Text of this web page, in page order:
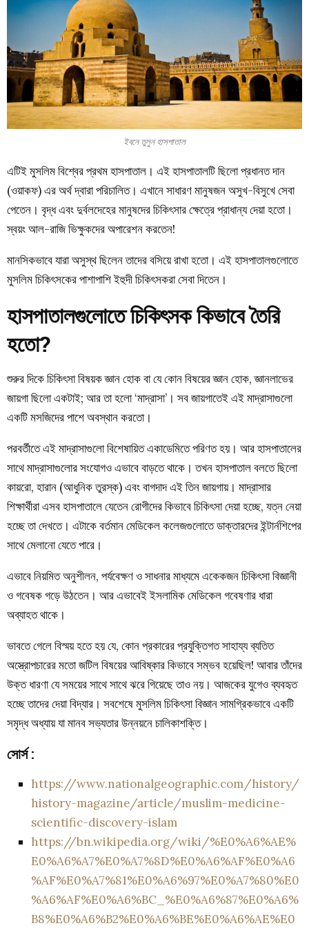
ইবনে তুলুন হাসপাতাল
এটিইমুসলিমবিশ্বেরপ্রথমহাসপাতাল । এইহাসপাতালটিছিলোপ্রধানতদান
(ওয়াকফ)এরঅর্থদ্বারাপরিচালিত। এখানেসাধারণমানুষজনঅসুখ-বিসুখেসেবা
পেতেন । বৃদ্ধএবংদুর্বলদেহেরমানুষদেরচিকিৎসারক্ষেত্রেপ্রাধান্যদেয়াহতো।
স্বয়ংআল-রাজিভিক্ষুকদেরঅপারেশনকরতেন!
মানসিকভাবেযারাঅসুস্থছিলেনতাদেরবসিয়েরাখাহতো। এইহাসপাতালগুলোতে
মুসলিমচিকিৎসকেরপাশাপাশিইহুদীচিকিৎসকরাসেবাদিতেন ।
হাসপাতালগুলোতে চিকিৎসক কিভাবে তৈরি
হতো?
শুরুরদিকেচিকিৎসাবিষয়কজ্ঞানহোকবাযেকোনবিষয়েরজ্ঞানহোক,জ্ঞানলাভের
জায়গাছিলোএকটাই; আরতাহলো‘মাদ্রাসা’ । সবজায়গাতেইএইমাদ্রাসাগুলো
একটিমসজিদেরপাশেঅবস্থানকরতো।
পরবর্তীতেএইমাদ্রাসাগুলোবিশেষায়িতএকাডেমিতেপরিণতহয়। আরহাসপাতালের
সাথেমাদ্রাসাগুলোরসংযোগওএভাবেবাড়তেথাকে ।তখনহাসপাতালবলতেছিলো
কায়রো, হারান (আধুনিকতুরস্ক)এবংবাগদাদএইতিনজায়গায়। মাদ্রাসার
শিক্ষার্থীরাএসবহাসপাতালেযেতেনরোগীদেরকিভাবেচিকিৎসাদেয়াহচ্ছে, যত্ননেয়া
হচ্ছেতাদেখতে। এটাকেবর্তমানমেডিকেলকলেজগুলোতেডাক্তারদেরইন্টার্নশিপের
সাথেমেলানোযেতেপারে ।
এভাবে নিয়মিত অনুশীলন, পর্যবেক্ষণ ও সাধনার মাধ্যমে একেকজন চিকিৎসা বিজ্ঞানী
ও গবেষক গড়ে উঠতেন । আরএভাবেইইসলামিকমেডিকেলগবেষণার ধারা
অব্যাহতথাকে ।
ভাবতে গেলে বিস্ময় হতে হয় যে, কোন প্রকারের প্রযুক্তিগত সাহায্য ব্যতিত
অস্ত্রোপচারের মতো জটিল বিষয়ের আবিষ্কার কিভাবে সম্ভব হয়েছিল! আবার তাঁদের
উক্ত ধারণা যে সময়ের সাথে সাথে ঝরে গিয়েছে তাও নয়। আজকের যুগেও ব্যবহৃত
হচ্ছে তাদের দেয়া বিদ্যার । সবশেষেমুসলিমচিকিৎসাবিজ্ঞানসামগ্রিকভাবেএকটি
সমৃদ্ধঅধ্যায়যামানবসভ্যতারউন্নয়নেচালিকাশক্তি।
সোর্স :
https://www.nationalgeographic.com/history/
history-magazine/article/muslim-medicine-
scientific-discovery-islam
https://bn.wikipedia.org/wiki/%E0%A6%AE%
E0%A6%A7%E0%A7%8D%E0%A6%AF%E0%A6
%AF%E0%A7%81%E0%A6%97%E0%A7%80%E0
%A6%AF%E0%A6%BC_%E0%A6%87%E0%A6%
B8%E0%A6%B2%E0%A6%BE%E0%A6%AE%E0